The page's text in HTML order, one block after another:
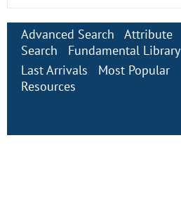
Advanced Search
Attribute
Search
Fundamental Library
Last Arrivals
Most Popular
Resources